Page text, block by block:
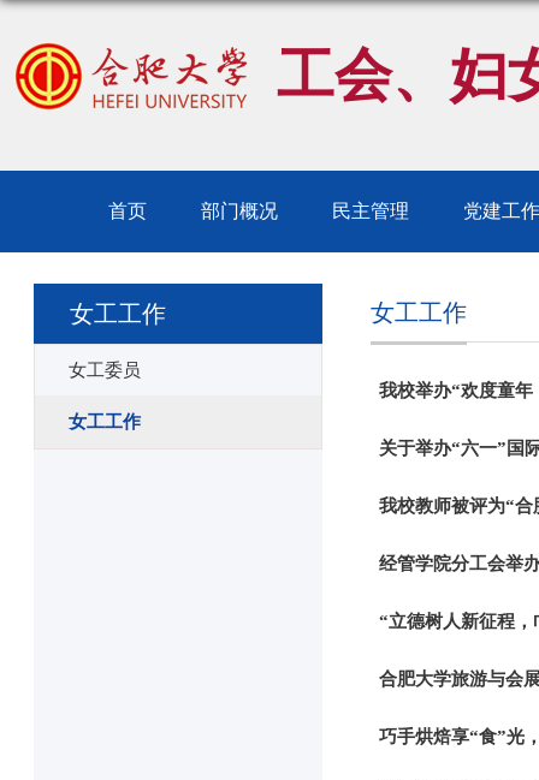
工会、妇
首页 部门概况 民主管理 党建工作
女工工作
女工委员
女工工作
女工工作
我校举办“欢度童
关于举办“六一”国
我校教师被评为“
经管学院分工会举
“立德树人新征程
合肥大学旅游与会
巧手烘焙享“食”光